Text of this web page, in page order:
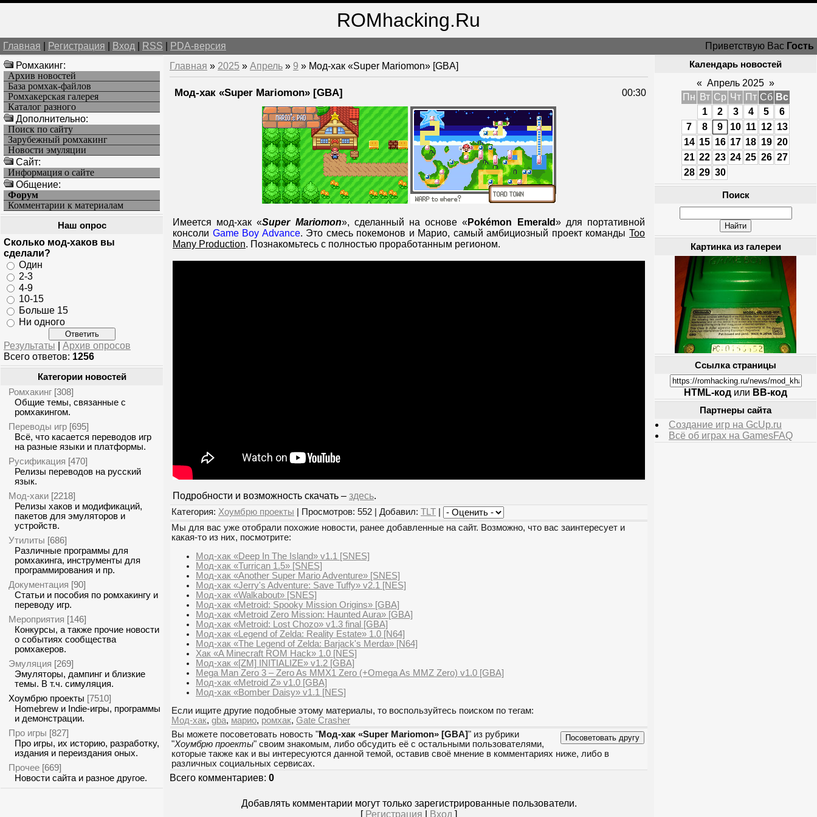
ROMhacking.Ru
Главная Регистрация Вход RSS PDA-версия Приветствую Вас Гость
Ромхакинг:
Архив новостей
База ромхак-файлов
Ромхакерская галерея
Каталог разного
Дополнительно:
Поиск по сайту
Зарубежный ромхакинг
Новости эмуляции
Cайт:
Информация о сайте
Общение:
Форум
Комментарии к материалам
Наш опрос
Сколько мод-хаков вы
сделали?
Один
2-3
4-9
10-15
Больше 15
Ни одного
Результаты
Архив опросов
Всего ответов: 1256
Категории новостей
Ромхакинг [308]
Общие темы, связанные с
ромхакингом.
Переводы игр [695]
Всё, что касается переводов игр
на разные языки и платформы.
Русификация [470]
Релизы переводов на русский
язык.
Мод-хаки [2218]
Релизы хаков и модификаций,
пакетов для эмуляторов и
устройств.
Утилиты [686]
Различные программы для
ромхакинга, инструменты для
программирования и пр.
Документация [90]
Статьи и пособия по ромхакингу и
переводу игр.
Мероприятия [146]
Конкурсы, а также прочие новости
о событиях сообщества
ромхакеров.
Эмуляция [269]
Эмуляторы, дампинг и близкие
темы. В т.ч. симуляция.
Хоумбрю проекты [7510]
Homebrew и Indie-игры, программы
и демонстрации.
Про игры [827]
Про игры, их историю, разработку,
издания и переиздания оных.
Прочее [669]
Новости сайта и разное другое.
Главная » 2025 » Апрель » 9 » Мод-хак «Super Mariomon» [GBA]
Мод-хак «Super Mariomon» [GBA] 00:30
Имеется мод-хак «Super Mariomon», сделанный на основе «Pokémon Emerald» для портативной
консоли Game Boy Advance. Это смесь покемонов и Марио, самый амбициозный проект командыToo
Many Production. Познакомьтесь с полностью проработанным регионом.
Подробности и возможность скачать – здесь.
Категория: Хоумбрю проекты | Просмотров: 552 | Добавил: TLT
Мы для вас уже отобрали похожие новости, ранее добавленные на сайт. Возможно, что вас заинтересует и
какая-то из них, посмотрите:
Мод-хак «Deep In The Island» v1.1 [SNES]
Мод-хак «Turrican 1.5» [SNES]
Мод-хак «Another Super Mario Adventure» [SNES]
Мод-хак «Jerry's Adventure: Save Tuffy» v2.1 [NES]
Мод-хак «Walkabout» [SNES]
Мод-хак «Metroid: Spooky Mission Origins» [GBA]
Мод-хак «Metroid Zero Mission: Haunted Aura» [GBA]
Мод-хак «Metroid: Lost Chozo» v1.3 final [GBA]
Мод-хак «Legend of Zelda: Reality Estate» 1.0 [N64]
Мод-хак «The Legend of Zelda: Barjack's Merda» [N64]
Хак «A Minecraft ROM Hack» 1.0 [NES]
Мод-хак «[ZM] INITIALIZE» v1.2 [GBA]
Mega Man Zero 3 – Zero As MMX1 Zero (+Omega As MMZ Zero) v1.0 [GBA]
Мод-хак «Metroid Z» v1.0 [GBA]
Мод-хак «Bomber Daisy» v1.1 [NES]
Если ищите другие подобные этому материалы, то воспользуйтесь поиском по тегам:
Мод-хак, gba, марио, ромхак, Gate Crasher
Вы можете посоветовать новость "Мод-хак «Super Mariomon» [GBA]" из рубрики
"Хоумбрю проекты" своим знакомым, либо обсудить её с остальными пользователями,
которые также как и вы интересуются данной темой, оставив своё мнение в комментариях ниже, либо в
различных социальных сервисах.
Всего комментариев: 0
Добавлять комментарии могут только зарегистрированные пользователи.
[ Регистрация Вход ]
Календарь новостей
« Апрель 2025 »
Пн
Вт Ср Чт Пт Сб Вс
1
2 3 4 5
6
7
8 9 10 11 12 13
14 15 16 17 18 19 20
21 22 23 24 25 26 27
28 29 30
Поиск
Картинка из галереи
Ссылка страницы
HTML-код или BB-код
Партнеры сайта
Создание игр на GcUp.ru
Всё об играх на GamesFAQ